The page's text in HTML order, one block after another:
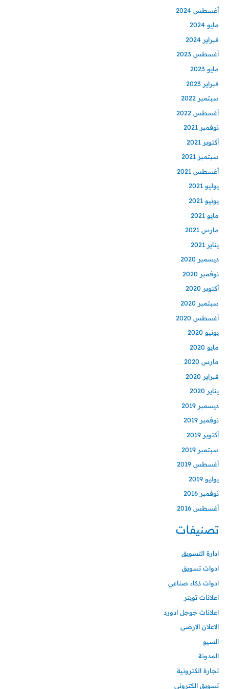
أغسطس 2024
مايو 2024
فبراير 2024
أغسطس 2023
مايو 2023
فبراير 2023
سبتمبر 2022
أغسطس 2022
نوفمبر 2021
أكتوبر 2021
سبتمبر 2021
أغسطس 2021
يوليو 2021
يونيو 2021
مايو 2021
مارس 2021
يناير 2021
ديسمبر 2020
نوفمبر 2020
أكتوبر 2020
سبتمبر 2020
أغسطس 2020
يونيو 2020
مايو 2020
مارس 2020
فبراير 2020
يناير 2020
ديسمبر 2019
نوفمبر 2019
أكتوبر 2019
سبتمبر 2019
أغسطس 2019
يوليو 2019
نوفمبر 2016
أغسطس 2016
تصنيفات
ادارة التسويق
ادوات تسويق
ادوات ذكاء صناعي
اعلانات تويتر
اعلانات جوجل ادورد
الاعلان الارضى
السيو
المدونة
تجارة الكترونية
تسويق الكتروني